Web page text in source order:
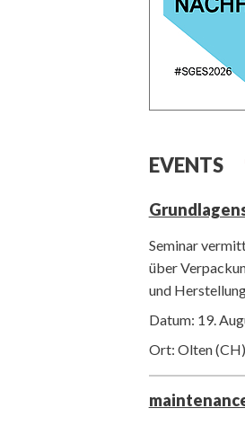
EVENTS
Seminar
über
und
Datum: 19.
Ort: Olten (CH)